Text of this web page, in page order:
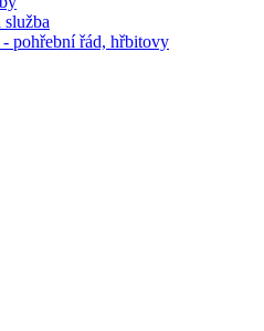
služba
pohřební řád, hřbitovy